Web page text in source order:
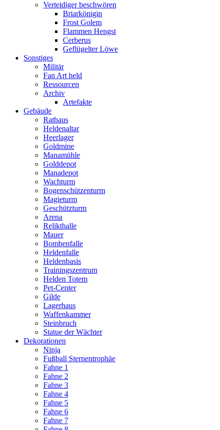
Verteidiger beschwören
Briarkönigin
Frost Golem
Flammen Hengst
Cerberus
Geflügelter Löwe
Sonstiges
Militär
Fan Art held
Ressourcen
Archiv
Artefakte
Gebäude
Rathaus
Heldenaltar
Heerlager
Goldmine
Manamühle
Golddepot
Manadepot
Wachturm
Bogenschützenturm
Magieturm
Geschützturm
Arena
Relikthalle
Mauer
Bombenfalle
Heldenfalle
Heldenbasis
Trainingszentrum
Helden Totem
Pet-Center
Gilde
Lagerhaus
Waffenkammer
Steinbruch
Statue der Wächter
Dekorationen
Ninja
Fußball Sternentrophäe
Fahne 1
Fahne 2
Fahne 3
Fahne 4
Fahne 5
Fahne 6
Fahne 7